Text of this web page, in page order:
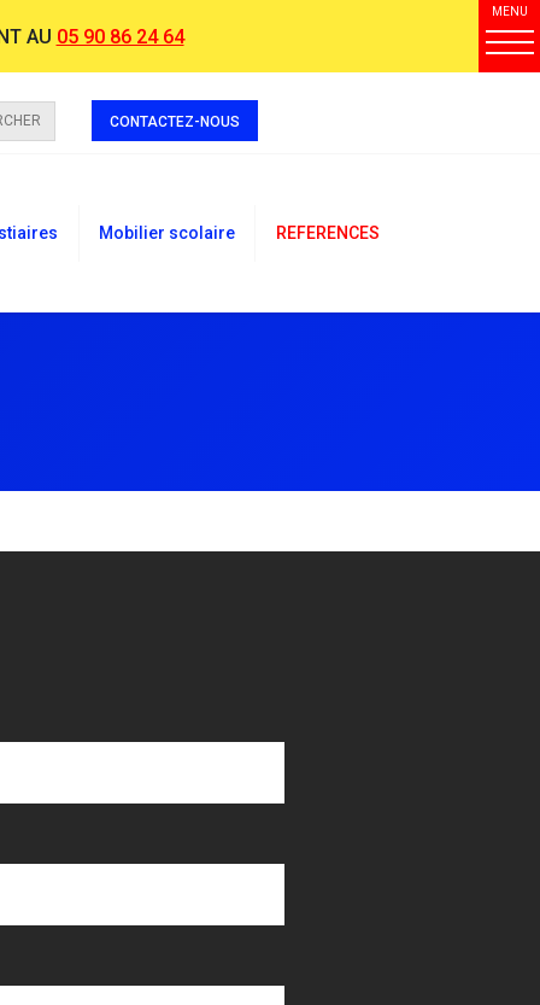
AU 05 90 86 24 64
MENU
CONTACTEZ-NOUS
Mobilier scolaire REFERENCES